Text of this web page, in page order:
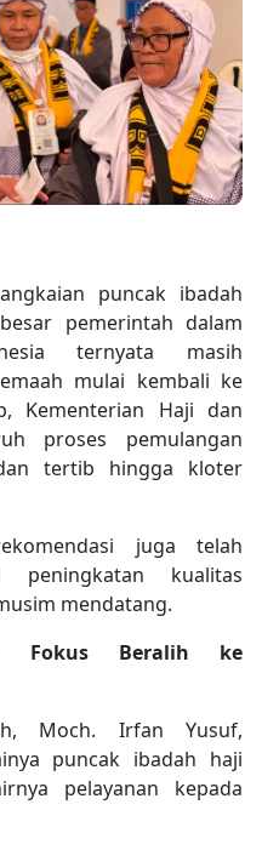
puncak ibadah
pemerintah dalam
ternyata masih
mulai kembali ke
Kementerian Haji dan
proses pemulangan
tertib hingga kloter
juga telah
peningkatan kualitas
mendatang.
Fokus Beralih ke
Moch. Irfan Yusuf,
puncak ibadah haji
pelayanan kepada